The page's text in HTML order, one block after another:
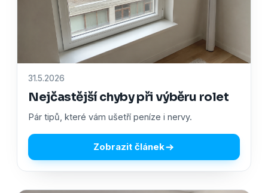
31.5.2026
Nejčastější chyby při výběru rolet
Pár tipů, které vám ušetří peníze i nervy.
Zobrazit článek